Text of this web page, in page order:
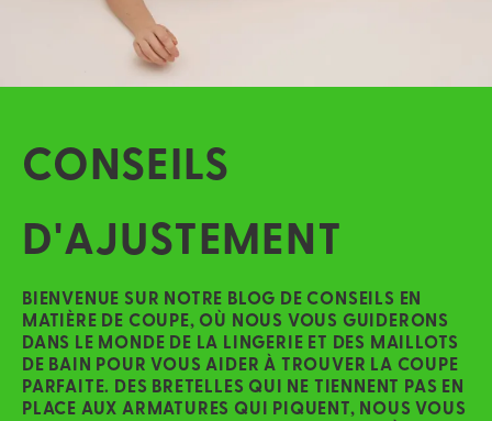
CONSEILS
D'AJUSTEMENT
BIENVENUE SUR NOTRE BLOG DE CONSEILS EN
MATIÈRE DE COUPE, OÙ NOUS VOUS GUIDERONS
DANS LE MONDE DE LA LINGERIE ET DES MAILLOTS
DE BAIN POUR VOUS AIDER À TROUVER LA COUPE
PARFAITE. DES BRETELLES QUI NE TIENNENT PAS EN
PLACE AUX ARMATURES QUI PIQUENT, NOUS VOUS